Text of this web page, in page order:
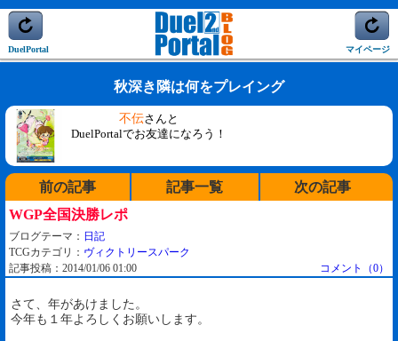
DuelPortal マイページ
秋深き隣は何をプレイング
不伝さんと
DuelPortalでお友達になろう！
前の記事 記事一覧
次の記事
WGP全国決勝レポ
ブログテーマ： 日記
TCGカテゴリ： ヴィクトリースパーク
記事投稿：2014/01/06 01:00
コメント（0）
さて、年があけました。
今年も１年よろしくお願いします。